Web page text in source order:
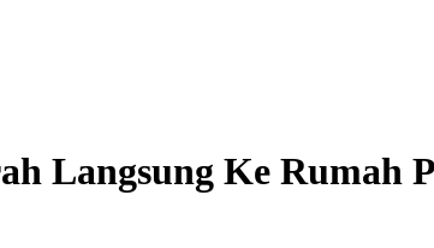
Langsung Ke Rumah